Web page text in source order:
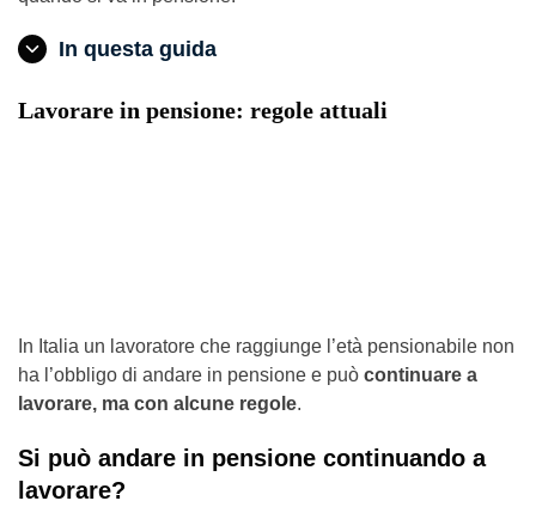
In questa guida
Lavorare in pensione: regole attuali
In Italia un lavoratore che raggiunge l’età pensionabile non
ha l’obbligo di andare in pensione e può continuare a
lavorare, ma con alcune regole.
Si può andare in pensione continuando a
lavorare?